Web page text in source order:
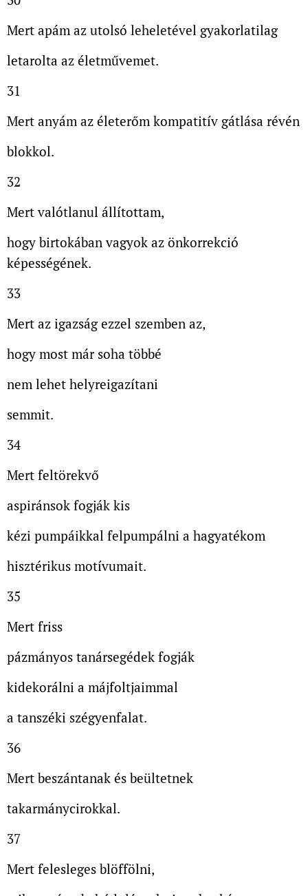
Mert apám az utolsó leheletével gyakorlatilag
letarolta az életművemet.
31
Mert anyám az életerőm kompatitív gátlása révén
blokkol.
32
Mert valótlanul állítottam,
hogy birtokában vagyok az önkorrekció
képességének.
33
Mert az igazság ezzel szemben az,
hogy most már soha többé
nem lehet helyreigazítani
semmit.
34
Mert feltörekvő
aspiránsok fogják kis
kézi pumpáikkal felpumpálni a hagyatékom
hisztérikus motívumait.
35
Mert friss
pázmányos tanársegédek fogják
kidekorálni a májfoltjaimmal
a tanszéki szégyenfalat.
36
Mert beszántanak és beültetnek
takarmánycirokkal.
37
Mert felesleges blöffölni,